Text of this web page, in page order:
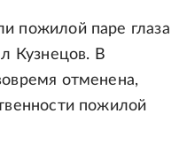
пожилой паре глаза
Кузнецов. В
отменена,
пожилой